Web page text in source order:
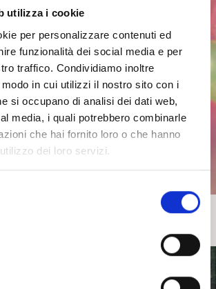
utilizza i cookie
per personalizzare contenuti ed
funzionalità dei social media e per
traffico. Condividiamo inoltre
in cui utilizzi il nostro sito con i
si occupano di analisi dei dati web,
media, i quali potrebbero combinarle
che hai fornito loro o che hanno
dei loro servizi.
Adolescenti